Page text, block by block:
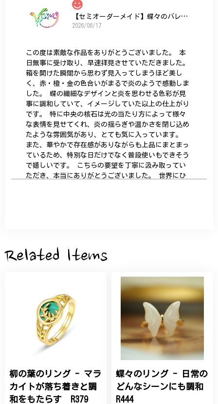
【セミオーダーメイド】蝶々のバレッタ
2026/06/17
この度は素敵な作品をありがとうございました。 本
日無事に受け取り、早速拝見させていただきました。
箱を開けた瞬間から思わず見入ってしまうほど美し
く、赤・橙・金の色合いがまるで炎のようで感動しま
した。 蝶の繊細なデザインと炎を思わせる色彩が見
事に調和していて、イメージしていた以上の仕上がり
です。 特に中央の核石は光の当たり方によって様々
な表情を見せてくれ、炎の揺らぎや温かさを閉じ込め
たような雰囲気があり、とても気に入っています。
また、華やかで存在感がありながらも上品にまとまっ
ているため、特別な日だけでなく普段使いもできそう
で嬉しいです。 こちらの要望を丁寧に汲み取ってい
ただき、本当にありがとうございました。 世界にひ
桃の花のブローチ プレゼント シルバー C002
2025/09/19
こちらの要望にもスムーズにお応えいただき、無事に
商品を受け取れました。 ありがとうございました。
ひなげしの花のブローチ ご褒美 プレゼント C020
2025/07/27
Related Items
柳の葉のリング - マラ
カイトが落ち着きと調
和をもたらす R379
蝶々のリング - 日常の
どんなシーンにも調和
R444